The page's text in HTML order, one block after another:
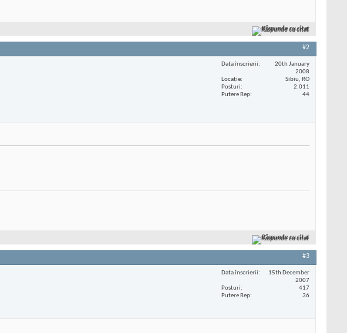
Răspunde cu citat
#2
Data înscrierii
20th January
2008
Locaţie
Sibiu, RO
Posturi
2.011
Putere Rep
44
Răspunde cu citat
#3
Data înscrierii
15th December
2007
Posturi
417
Putere Rep
36